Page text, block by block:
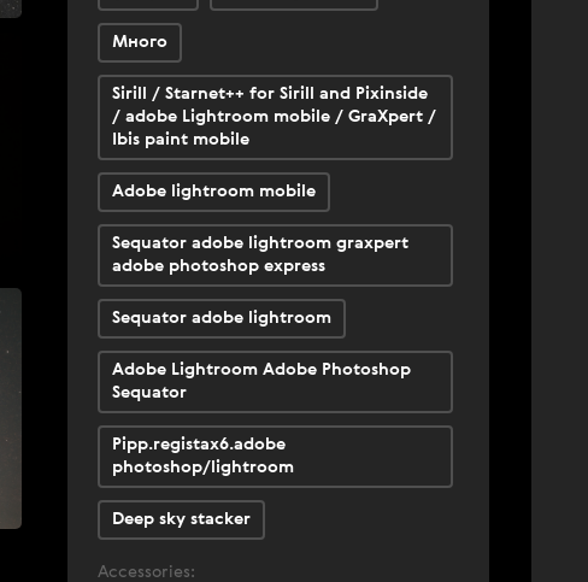
Много
Sirill / Starnet++ for Sirill and Pixinside
/ adobe Lightroom mobile / GraXpert /
Ibis paint mobile
Adobe lightroom mobile
Sequator adobe lightroom graxpert
adobe photoshop express
Sequator adobe lightroom
Adobe Lightroom Adobe Photoshop
Sequator
Pipp.registax6.adobe
photoshop/lightroom
Deep sky stacker
Accessories: